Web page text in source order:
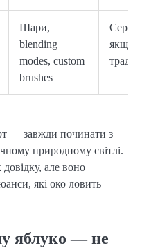
Шари,
blending
modes, custom
brushes
якщо є
— завжди починати з
природному світлі.
але воно
які око ловить
яблуко — не